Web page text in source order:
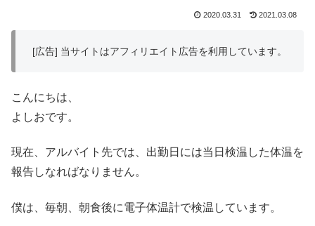
2020.03.31 2021.03.08
[広告] 当サイトはアフィリエイト広告を利用しています。
こんにちは、
よしおです。
現在、アルバイト先では、出勤日には当日検温した体温を
報告しなればなりません。
僕は、毎朝、朝食後に電子体温計で検温しています。